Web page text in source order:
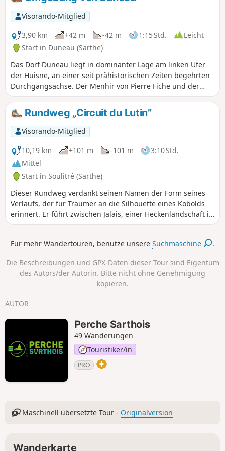
Visorando-Mitglied
3,90 km
+42 m -42 m 1:15 Std.
Leicht
Start in Duneau (Sarthe)
Das Dorf Duneau liegt in dominanter Lage am linken Ufer
der Huisne, an einer seit prähistorischen Zeiten begehrten
Durchgangsachse. Der Menhir von Pierre Fiche und der
Dolmen von La Pierre Couverte aus der Jungsteinzeit (um
4000 v. Chr.) zeugen davon. Es handelt sich um die einzigen
sichtbaren archäologischen Überreste unter vielen
anderen, die auch die Antike und das Mittelalter umfassen.
Rundweg „Circuit du Lutin”
Visorando-Mitglied
10,19 km
+101 m -101 m
3:10 Std.
Mittel
Start in Soulitré (Sarthe)
Dieser Rundweg verdankt seinen Namen der Form seines
Verlaufs, der für Träumer an die Silhouette eines Kobolds
erinnert. Er führt zwischen Jalais, einer Heckenlandschaft in
der Nähe von Soulitré, und dem Huisne-Tal entlang.
Für mehr Wandertouren, benutze unsereSuchmaschine .
Die Beschreibungen und GPX-Daten dieser Tour sind Eigentum
des Autors/der Autorin. Bitte nicht ohne Genehmigung
kopieren.
AUTOR
Perche Sarthois
49 Wanderungen
Touristiker/in
PRO
Maschinell übersetzte Tour - Originalversion
Wanderkarte